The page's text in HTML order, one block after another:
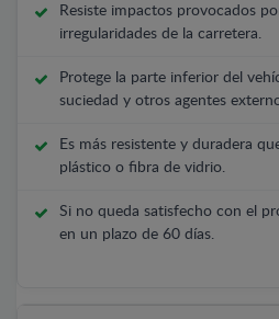
Resiste impactos provocados
irregularidades de la carretera.
Protege la parte inferior del
suciedad y otros agentes
Es más resistente y duradera
plástico o fibra de vidrio.
Si no queda satisfecho con el
en un plazo de 60 días.